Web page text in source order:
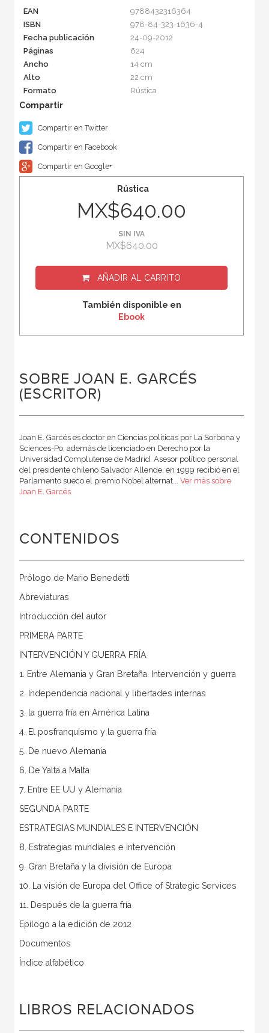
EAN
9788432316364
ISBN
978-84-323-1636-4
Fecha publicación
24-09-2012
Páginas
624
Ancho
14 cm
Alto
22 cm
Formato
Rústica
Compartir en Twitter
Compartir en Facebook
Compartir en Google+
Rústica
MX$640.00
SIN IVA
MX$640.00
AÑADIR AL CARRITO
También disponible en
Ebook
SOBRE JOAN E. GARCÉS
(ESCRITOR)
Joan E. Garcés es doctor en Ciencias políticas por La Sorbona y
Sciences-Po, además de licenciado en Derecho por la
Universidad Complutense de Madrid. Asesor político personal
del presidente chileno Salvador Allende, en 1999 recibió en el
Parlamento sueco el premio Nobel alternat... Ver más sobre
Joan E. Garcés
CONTENIDOS
Prólogo de Mario Benedetti
Abreviaturas
Introducción del autor
PRIMERA PARTE
INTERVENCIÓN Y GUERRA FRÍA
1. Entre Alemania y Gran Bretaña. Intervención y guerra
2. Independencia nacional y libertades internas
3. la guerra fría en América Latina
4. El posfranquismo y la guerra fría
5. De nuevo Alemania
6. De Yalta a Malta
7. Entre EE UU y Alemania
SEGUNDA PARTE
ESTRATEGIAS MUNDIALES E INTERVENCIÓN
8. Estrategias mundiales e intervención
9. Gran Bretaña y la división de Europa
10. La visión de Europa del Office of Strategic Services
11. Después de la guerra fría
Epílogo a la edición de 2012
Documentos
Índice alfabético
LIBROS RELACIONADOS